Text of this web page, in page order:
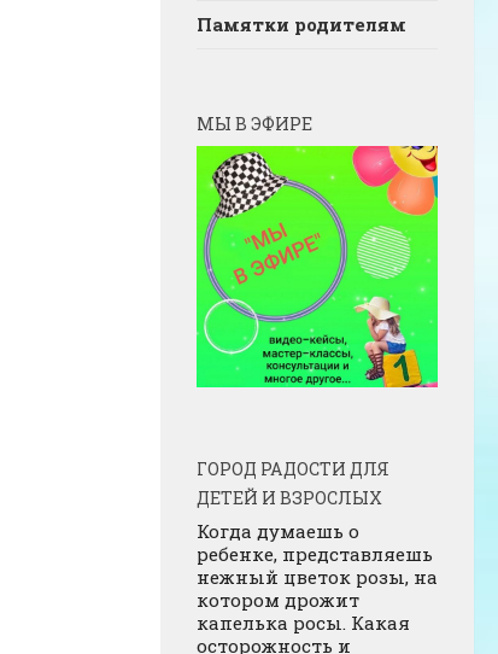
Памятки родителям
МЫ В ЭФИРЕ
ГОРОД РАДОСТИ ДЛЯ
ДЕТЕЙ И ВЗРОСЛЫХ
Когда думаешь о
ребенке, представляешь
нежный цветок розы, на
котором дрожит
капелька росы. Какая
осторожность и